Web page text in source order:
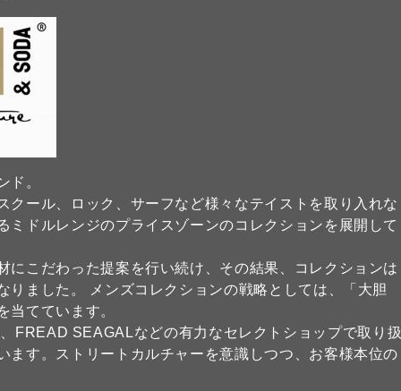
ド。
クール、ロック、サーフなど様々なテイストを取り入れな
ミドルレンジのプライスゾーンのコレクションを展開して
にこだわった提案を行い続け、その結果、コレクションは
りました。 メンズコレクションの戦略としては、「大胆
当てています。
FREAD SEAGALなどの有力なセレクトショップで取り扱
ます。ストリートカルチャーを意識しつつ、お客様本位の